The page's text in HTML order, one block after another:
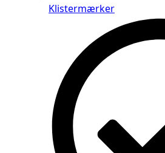
Klistermærker